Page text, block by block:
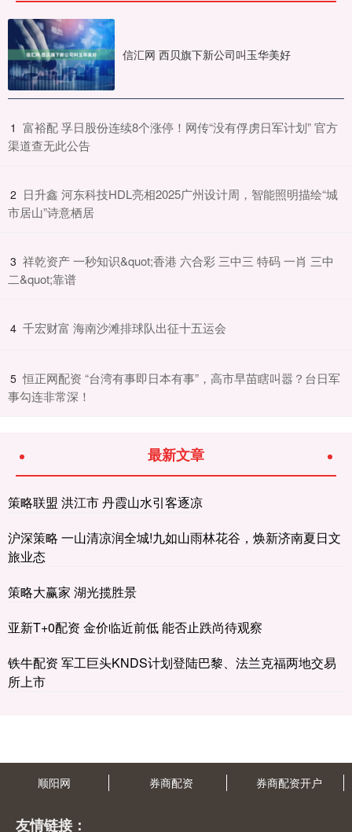
信汇网 西贝旗下新公司叫玉华美好
1 ​富裕配 孚日股份连续8个涨停！网传“没有俘虏日军计划” 官方
渠道查无此公告
2 ​日升鑫 河东科技HDL亮相2025广州设计周，智能照明描绘“城
市居山”诗意栖居
3 ​祥乾资产 一秒知识&quot;香港 六合彩 三中三 特码 一肖 三中
二&quot;靠谱
4 ​千宏财富 海南沙滩排球队出征十五运会
5 ​恒正网配资 “台湾有事即日本有事”，高市早苗瞎叫嚣？台日军
事勾连非常深！
最新文章
策略联盟 洪江市 丹霞山水引客逐凉
沪深策略 一山清凉润全城!九如山雨林花谷，焕新济南夏日文
旅业态
策略大赢家 湖光揽胜景
亚新T+0配资 金价临近前低 能否止跌尚待观察
铁牛配资 军工巨头KNDS计划登陆巴黎、法兰克福两地交易
所上市
顺阳网 券商配资 券商配资开户
友情链接：